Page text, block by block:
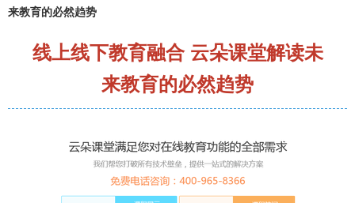
来教育的必然趋势
线上线下教育融合 云朵课堂解读未
来教育的必然趋势